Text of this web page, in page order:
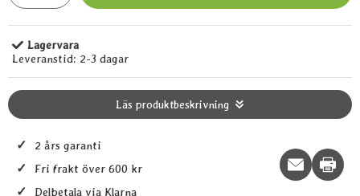
Tillgänglighet:
Lagervara
Leveranstid: 2-3 dagar
Läs produktbeskrivning
✓ 2 års garanti
✓ Fri frakt över 600 kr
✓ Delbetala via Klarna
Print